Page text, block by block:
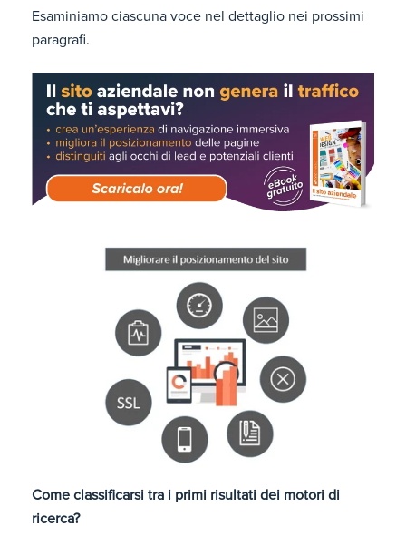
Esaminiamo ciascuna voce nel dettaglio nei prossimi
paragrafi.
Come classificarsi tra i primi risultati dei motori di
ricerca?